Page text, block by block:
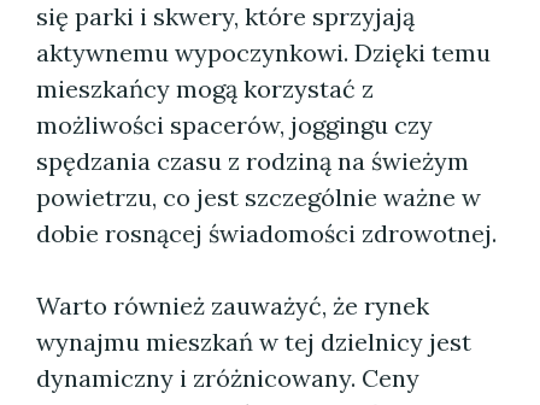
się parki i skwery, które sprzyjają
aktywnemu wypoczynkowi. Dzięki temu
mieszkańcy mogą korzystać z
możliwości spacerów, joggingu czy
spędzania czasu z rodziną na świeżym
powietrzu, co jest szczególnie ważne w
dobie rosnącej świadomości zdrowotnej.
Warto również zauważyć, że rynek
wynajmu mieszkań w tej dzielnicy jest
dynamiczny i zróżnicowany. Ceny